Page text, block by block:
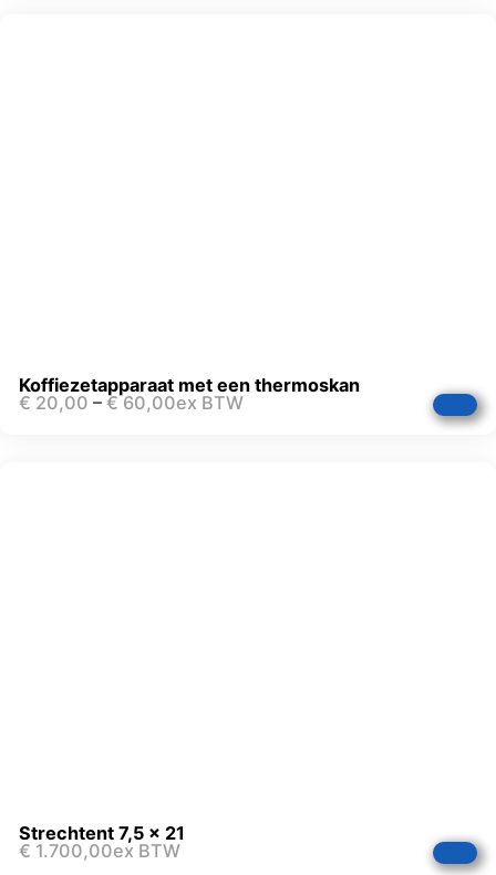
Koffiezetapparaat met een thermoskan
€ 20,00 – €60,00ex BTW
Strechtent 7,5 x 21
€ 1.700,00ex BTW